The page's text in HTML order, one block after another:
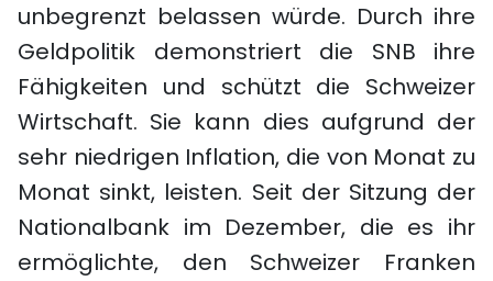
unbegrenzt belassen würde. Durch ihre
Geldpolitik demonstriert die SNB ihre
Fähigkeiten und schützt die Schweizer
Wirtschaft. Sie kann dies aufgrund der
sehr niedrigen Inflation, die von Monat zu
Monat sinkt, leisten. Seit der Sitzung der
Nationalbank im Dezember, die es ihr
ermöglichte, den Schweizer Franken